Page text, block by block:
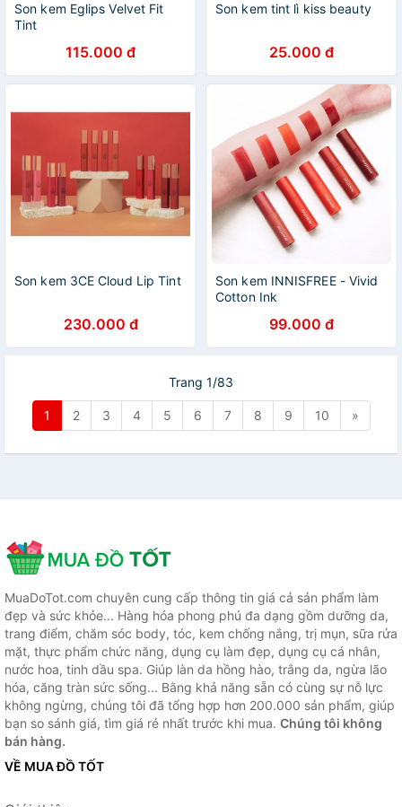
Son kem Eglips Velvet Fit
Tint
115.000 đ
Son kem tint lì kiss beauty
25.000 đ
Son kem 3CE Cloud Lip Tint
230.000 đ
Son kem INNISFREE - Vivid
Cotton Ink
99.000 đ
Trang 1/83
1 2 3 4 5 6 7 8 9 10 »
MuaDoTot.com chuyên cung cấp thông tin giá cả sản phẩm làm
đẹp và sức khỏe... Hàng hóa phong phú đa dạng gồm dưỡng da,
trang điểm, chăm sóc body, tóc, kem chống nắng, trị mụn, sữa rửa
mặt, thực phẩm chức năng, dụng cụ làm đẹp, dụng cụ cá nhân,
nước hoa, tinh dầu spa. Giúp làn da hồng hào, trắng da, ngừa lão
hóa, căng tràn sức sống... Bằng khả năng sẵn có cùng sự nỗ lực
không ngừng, chúng tôi đã tổng hợp hơn 200.000 sản phẩm, giúp
bạn so sánh giá, tìm giá rẻ nhất trước khi mua. Chúng tôi không
bán hàng.
VỀ MUA ĐỒ TỐT